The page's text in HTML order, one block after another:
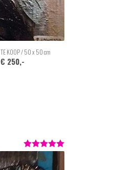
TE KOOP / 50 x 50 cm
€ 250,-